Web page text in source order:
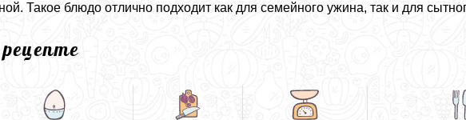
Такое блюдо отлично подходит как для семейного ужина, так и для